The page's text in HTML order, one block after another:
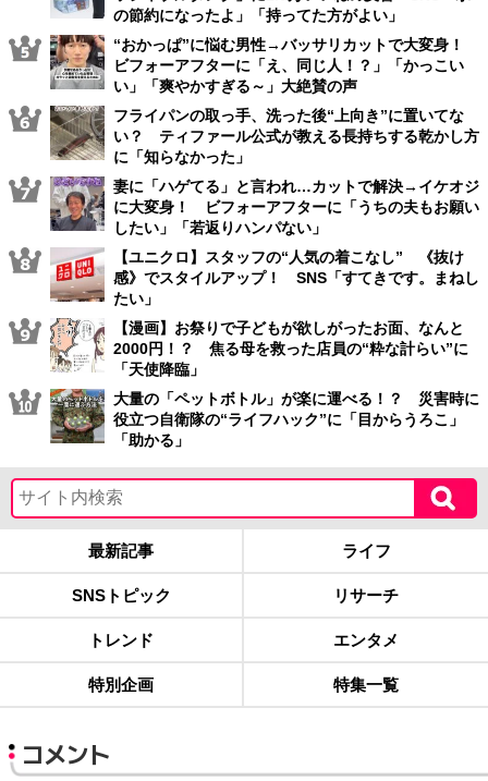
の節約になったよ」「持ってた方がよい」
“おかっぱ”に悩む男性→バッサリカットで大変身！
ビフォーアフターに「え、同じ人！？」「かっこい
い」「爽やかすぎる～」大絶賛の声
フライパンの取っ手、洗った後“上向き”に置いてな
い？ ティファール公式が教える長持ちする乾かし方
に「知らなかった」
妻に「ハゲてる」と言われ…カットで解決→イケオジ
に大変身！ ビフォーアフターに「うちの夫もお願い
したい」「若返りハンパない」
【ユニクロ】スタッフの“人気の着こなし” 《抜け
感》でスタイルアップ！ SNS「すてきです。まねし
たい」
【漫画】お祭りで子どもが欲しがったお面、なんと
2000円！？ 焦る母を救った店員の“粋な計らい”に
「天使降臨」
大量の「ペットボトル」が楽に運べる！？ 災害時に
役立つ自衛隊の“ライフハック”に「目からうろこ」
「助かる」
最新記事 ライフ
SNSトピック リサーチ
トレンド エンタメ
特別企画 特集一覧
コメント